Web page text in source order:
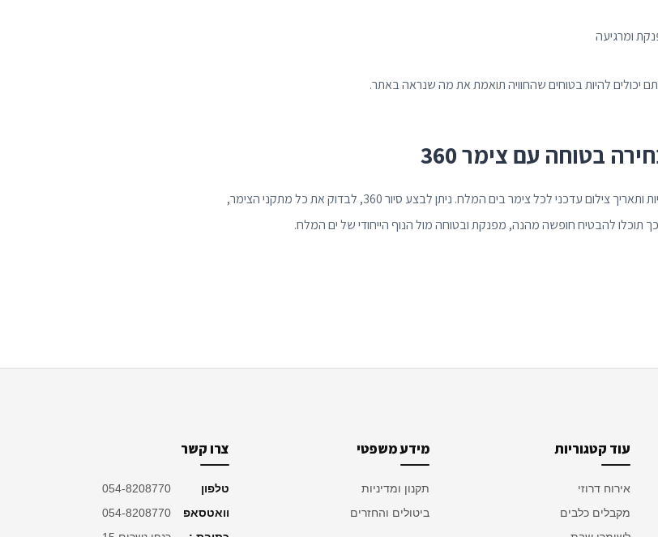
ומרגיעה
יכולים להיות בטוחים שהחוויה תואמת את מה שנראה באתר.
בטוחה עם צימר 360
בצימר 360 תוכלו לראות מידע אמין, תמונות אמיתיות ותאריך צילום עדכני לכל צימר בים המלח. ניתן לבצע סיור 360, לבדוק את כל מתקני הצימר,
תוכלו להבטיח חופשה מהנה, מפנקת ובטוחה מול הנוף הייחודי של ים המלח.
עוד קטגוריות
אירוח דרוזי
מקבלים כלבים
מידע משפטי
תקנון ומדיניות
ביטולים והחזרים
צרו קשר
טלפון
054-8208770
וואטסאפ
054-8208770